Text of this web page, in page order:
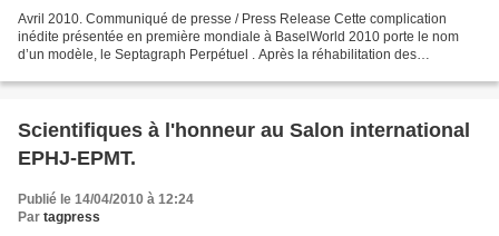
Avril 2010. Communiqué de presse / Press Release Cette complication
inédite présentée en première mondiale à BaselWorld 2010 porte le nom
d’un modèle, le Septagraph Perpétuel . Après la réhabilitation des
Scientifiques à l'honneur au Salon international
EPHJ-EPMT.
Publié le 14/04/2010 à 12:24
Par tagpress